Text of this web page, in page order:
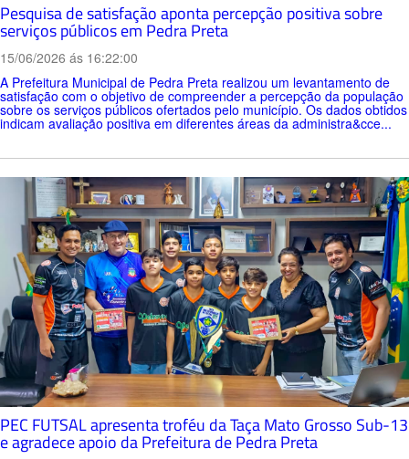
Pesquisa de satisfação aponta percepção positiva sobre
serviços públicos em Pedra Preta
15/06/2026 ás 16:22:00
A Prefeitura Municipal de Pedra Preta realizou um levantamento de
satisfação com o objetivo de compreender a percepção da população
sobre os serviços públicos ofertados pelo município. Os dados obtidos
indicam avaliação positiva em diferentes áreas da administra&cce...
PEC FUTSAL apresenta troféu da Taça Mato Grosso Sub-13
e agradece apoio da Prefeitura de Pedra Preta